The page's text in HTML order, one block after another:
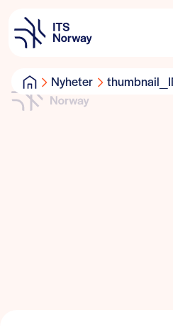
Nyheter